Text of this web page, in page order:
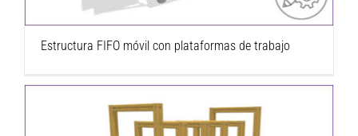
Estructura FIFO móvil con plataformas de trabajo